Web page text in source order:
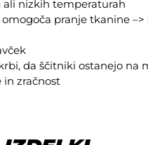
ali nizkih temperaturah
pranje tkanine –>
da ščitniki ostanejo na
in zračnost